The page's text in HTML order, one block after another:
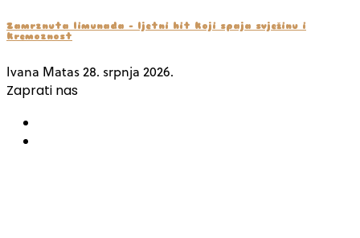
Zamrznuta limunada – ljetni hit koji spaja svježinu i
kremoznost
Ivana Matas28. srpnja 2026.
Zaprati nas